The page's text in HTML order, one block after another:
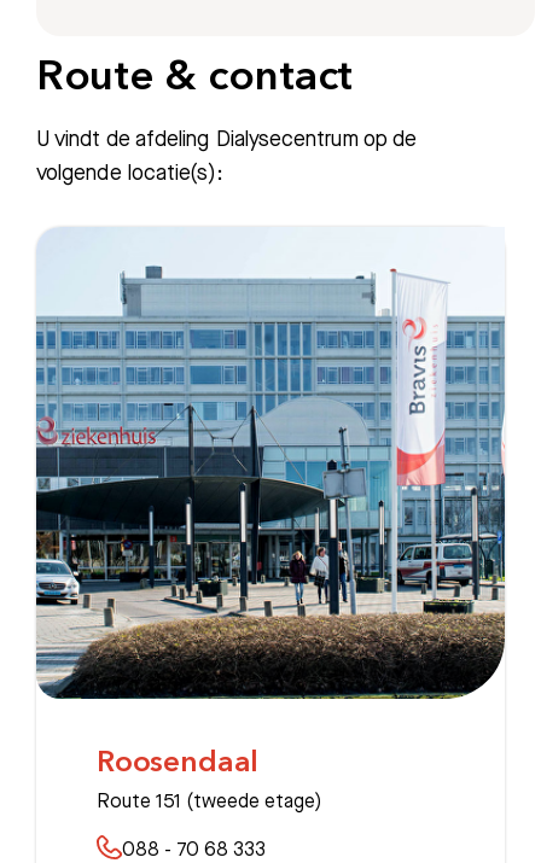
Route & contact
U vindt de afdeling Dialysecentrum op de
volgende locatie(s):
Roosendaal
Route 151 (tweede etage)
088 - 70 68 333